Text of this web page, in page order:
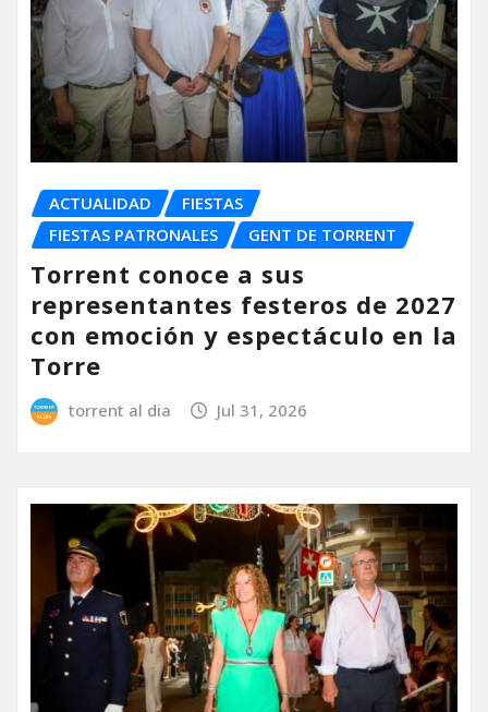
ACTUALIDAD
FIESTAS
FIESTAS PATRONALES
GENT DE TORRENT
Torrent conoce a sus
representantes festeros de 2027
con emoción y espectáculo en la
Torre
torrent al dia Jul 31, 2026